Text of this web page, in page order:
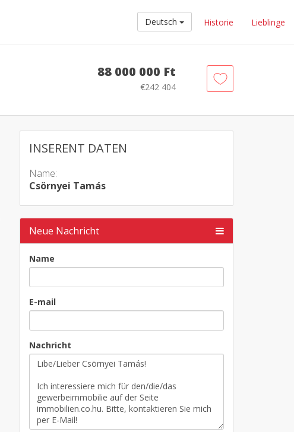
Deutsch Historie Lieblinge
88 000 000 Ft
€242 404
INSERENT DATEN
Name:
Csörnyei Tamás
Neue Nachricht
Name
E-mail
Nachricht